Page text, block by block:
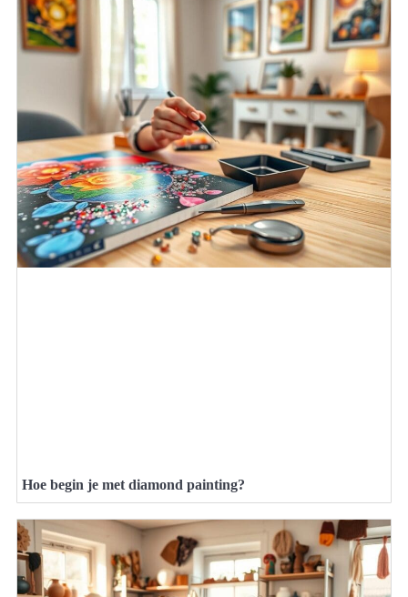
Hoe begin je met diamond painting?